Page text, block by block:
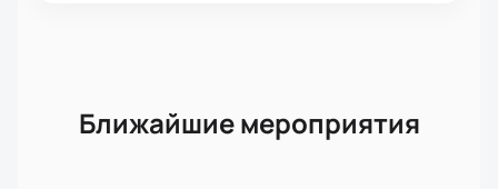
Ближайшие мероприятия